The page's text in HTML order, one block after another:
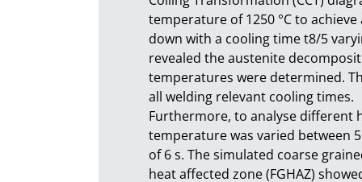
temperature of 1250 °C to
down with a cooling time t8/5
revealed the austenite
temperatures were determined.
all welding relevant cooling times.
Furthermore, to analyse different
temperature was varied between
of 6 s. The simulated coarse
heat affected zone (FGHAZ)